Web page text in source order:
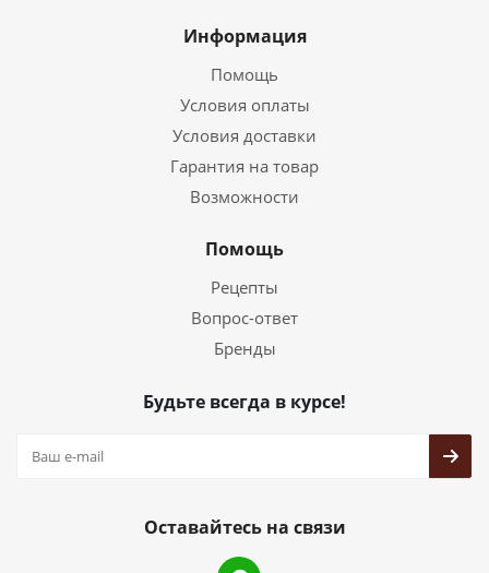
Информация
Помощь
Условия оплаты
Условия доставки
Гарантия на товар
Возможности
Помощь
Рецепты
Вопрос-ответ
Бренды
Будьте всегда в курсе!
Оставайтесь на связи